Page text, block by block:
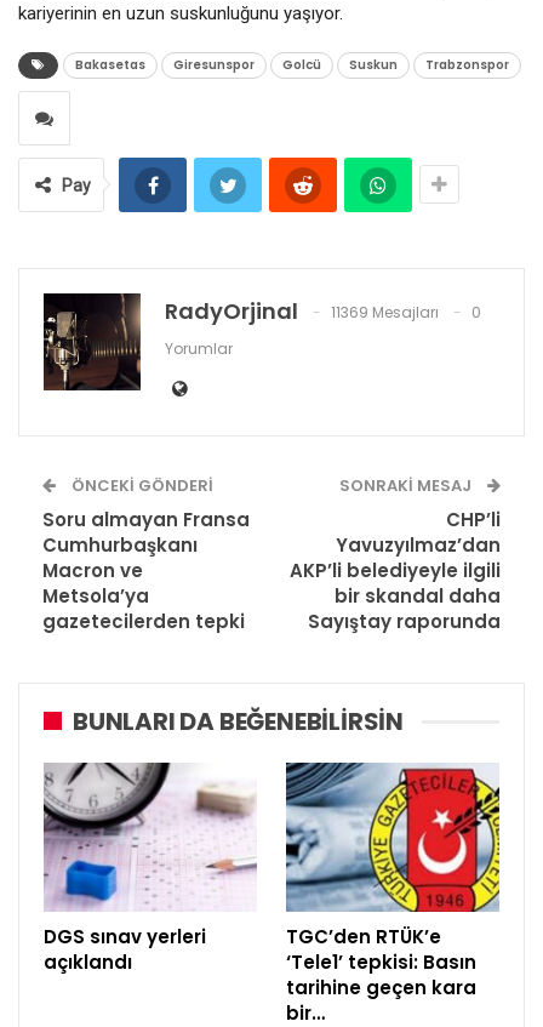
kariyerinin en uzun suskunluğunu yaşıyor.
Bakasetas Giresunspor Golcü Suskun Trabzonspor
Pay
RadyOrjinal 11369 Mesajları
0
Yorumlar
ÖNCEKI GÖNDERI
Soru almayan Fransa
Cumhurbaşkanı
Macron ve
Metsola’ya
gazetecilerden tepki
SONRAKI MESAJ
CHP’li
Yavuzyılmaz’dan
AKP’li belediyeyle ilgili
bir skandal daha
Sayıştay raporunda
BUNLARI DA BEĞENEBILIRSIN
DGS sınav yerleri
açıklandı
TGC’den RTÜK’e
‘Tele1’ tepkisi: Basın
tarihine geçen kara
bir…